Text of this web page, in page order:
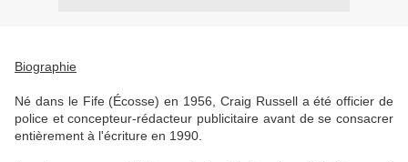
Biographie
Né dans le Fife (Écosse) en 1956, Craig Russell a été officier de
police et concepteur-rédacteur publicitaire avant de se consacrer
entièrement à l'écriture en 1990.